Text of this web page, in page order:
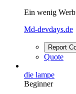
Ein wenig
Md-devdays.de
Report
Quote
die lampe
Beginner